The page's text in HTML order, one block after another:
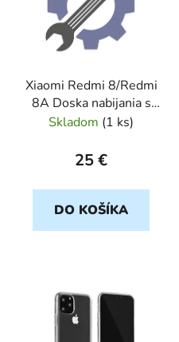
Xiaomi Redmi 8/Redmi
8A Doska nabijania s
mikrofonom
Skladom (1 ks)
25 €
DO KOŠÍKA